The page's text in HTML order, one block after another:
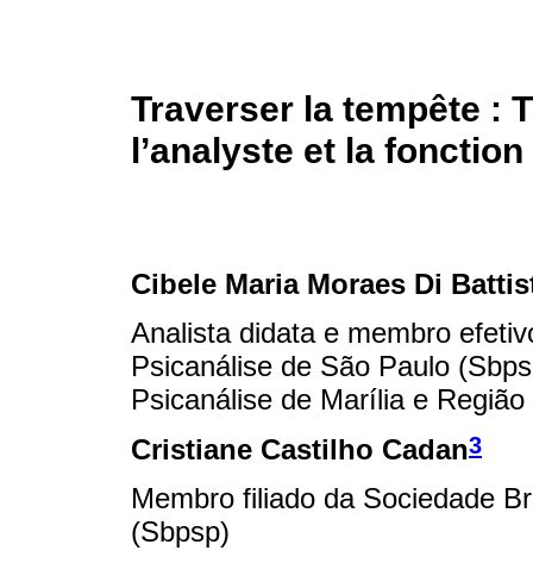
Traverser la tempête :
l’analyste et la
Cibele Maria Moraes Di
Analista didata e membro
Psicanálise de São Paulo
Psicanálise de Marília e
Cristiane Castilho Cadan3
Membro filiado da Sociedade
(Sbpsp)